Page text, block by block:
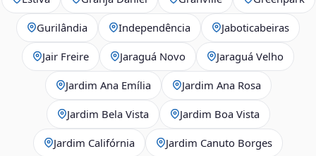
Gurilândia Independência Jaboticabeiras
Jair Freire Jaraguá Novo Jaraguá Velho
Jardim Ana Emília Jardim Ana Rosa
Jardim Bela Vista Jardim Boa Vista
Jardim Califórnia Jardim Canuto Borges